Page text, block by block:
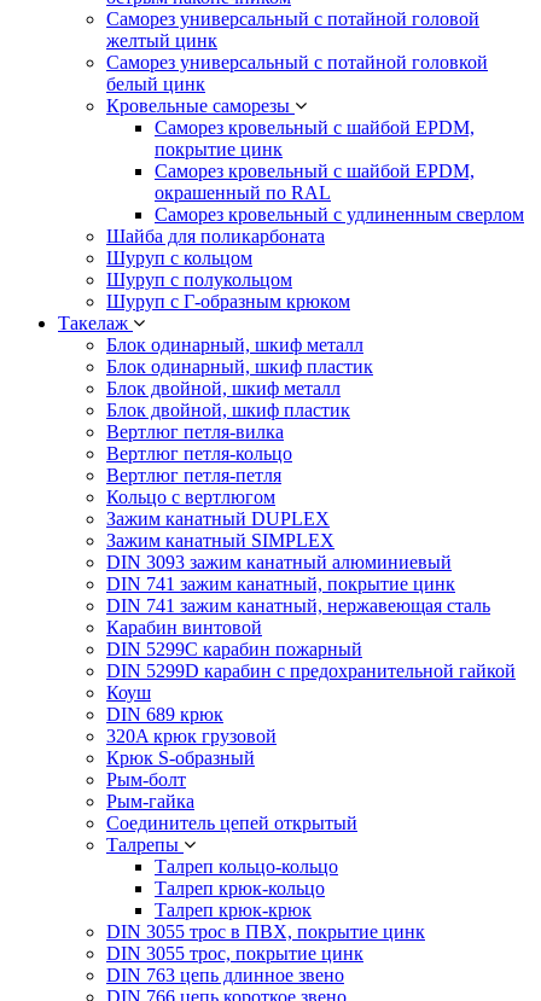
Саморез универсальный с потайной головой
желтый цинк
Саморез универсальный с потайной головкой
белый цинк
Кровельные саморезы
Саморез кровельный с шайбой EPDM,
покрытие цинк
Саморез кровельный с шайбой EPDM,
окрашенный по RAL
Саморез кровельный с удлиненным сверлом
Шайба для поликарбоната
Шуруп с кольцом
Шуруп с полукольцом
Шуруп с Г-образным крюком
Такелаж
Блок одинарный, шкиф металл
Блок одинарный, шкиф пластик
Блок двойной, шкиф металл
Блок двойной, шкиф пластик
Вертлюг петля-вилка
Вертлюг петля-кольцо
Вертлюг петля-петля
Кольцо с вертлюгом
Зажим канатный DUPLEX
Зажим канатный SIMPLEX
DIN 3093 зажим канатный алюминиевый
DIN 741 зажим канатный, покрытие цинк
DIN 741 зажим канатный, нержавеющая сталь
Карабин винтовой
DIN 5299C карабин пожарный
DIN 5299D карабин с предохранительной гайкой
Коуш
DIN 689 крюк
320A крюк грузовой
Крюк S-образный
Рым-болт
Рым-гайка
Соединитель цепей открытый
Талрепы
Талреп кольцо-кольцо
Талреп крюк-кольцо
Талреп крюк-крюк
DIN 3055 трос в ПВХ, покрытие цинк
DIN 3055 трос, покрытие цинк
DIN 763 цепь длинное звено